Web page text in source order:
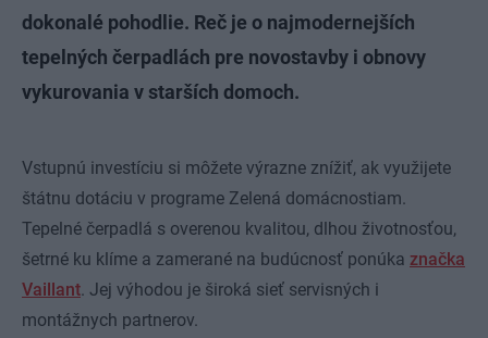
dokonalé pohodlie. Reč je o najmodernejších
tepelných čerpadlách pre novostavby i obnovy
vykurovania v starších domoch.
Vstupnú investíciu si môžete výrazne znížiť, ak využijete
štátnu dotáciu v programe Zelená domácnostiam.
Tepelné čerpadlá s overenou kvalitou, dlhou životnosťou,
šetrné ku klíme a zamerané na budúcnosť ponúka značka
Vaillant. Jej výhodou je široká sieť servisných i
montážnych partnerov.